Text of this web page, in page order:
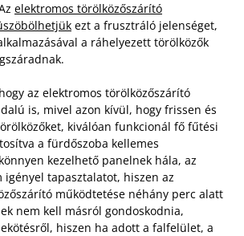
elektromos törölközőszárító
ezt a frusztráló jelenséget,
a ráhelyezett törölközők
az elektromos törölközőszárító
is, mivel azon kívül, hogy frissen és
kiválóan funkcionál fő fűtési
a fürdőszoba kellemes
kezelhető panelnek hála, az
igényel tapasztalatot, hiszen az
működtetése néhány perc alatt
nem kell másról gondoskodnia,
hiszen ha adott a falfelület, a